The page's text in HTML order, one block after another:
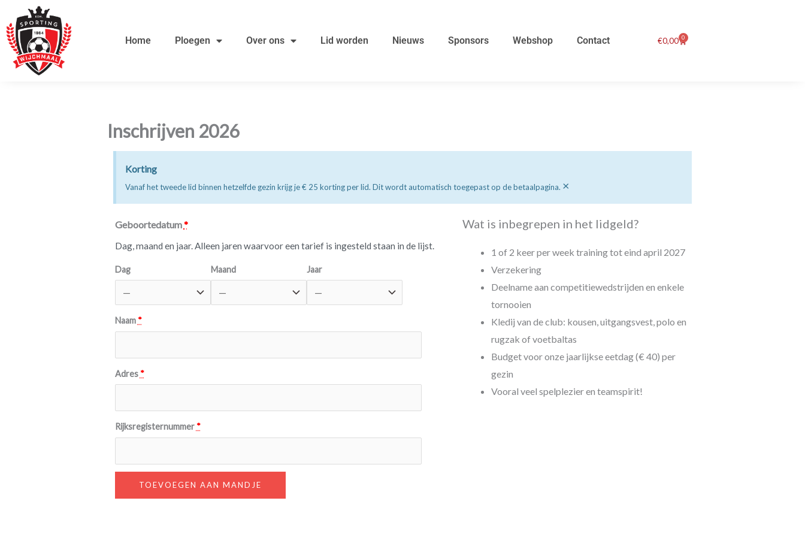
inhoud
naar
de
inhoud
Home Ploegen Over ons Lid worden Nieuws Sponsors Webshop Contact €0,00 0
Winkelwagen
Inschrijven 2026
Korting
Vanaf het tweede lid binnen hetzelfde gezin krijg je € 25 korting per lid. Dit wordt automatisch toegepast op de betaalpagina. ×
Geboortedatum*
Dag, maand en jaar. Alleen jaren waarvoor een tarief is ingesteld staan in de lijst.
Dag Maand Jaar
Naam *
Adres *
Rijksregisternummer *
TOEVOEGEN AAN MANDJE
Wat is inbegrepen in het lidgeld?
1 of 2 keer per week training tot eind april 2027
Verzekering
Deelname aan competitiewedstrijden en enkele
tornooien
Kledij van de club: kousen, uitgangsvest, polo en
rugzak of voetbaltas
Budget voor onze jaarlijkse eetdag (€ 40) per
gezin
Vooral veel spelplezier en teamspirit!